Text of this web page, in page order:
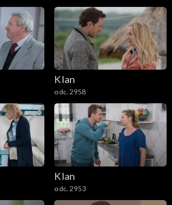
Klan
odc. 2958
Klan
odc. 2953